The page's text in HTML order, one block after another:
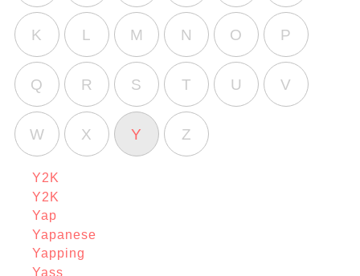
K L M N O P
Q R S T U V
W X Y Z
Y2K
Y2K
Yap
Yapanese
Yapping
Yass